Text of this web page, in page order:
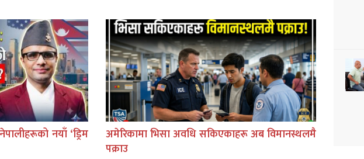
नयाँ ‘ड्रिम
अमेरिकामा भिसा अवधि सकिएकाहरू अब विमानस्थलमै
पक्राउ